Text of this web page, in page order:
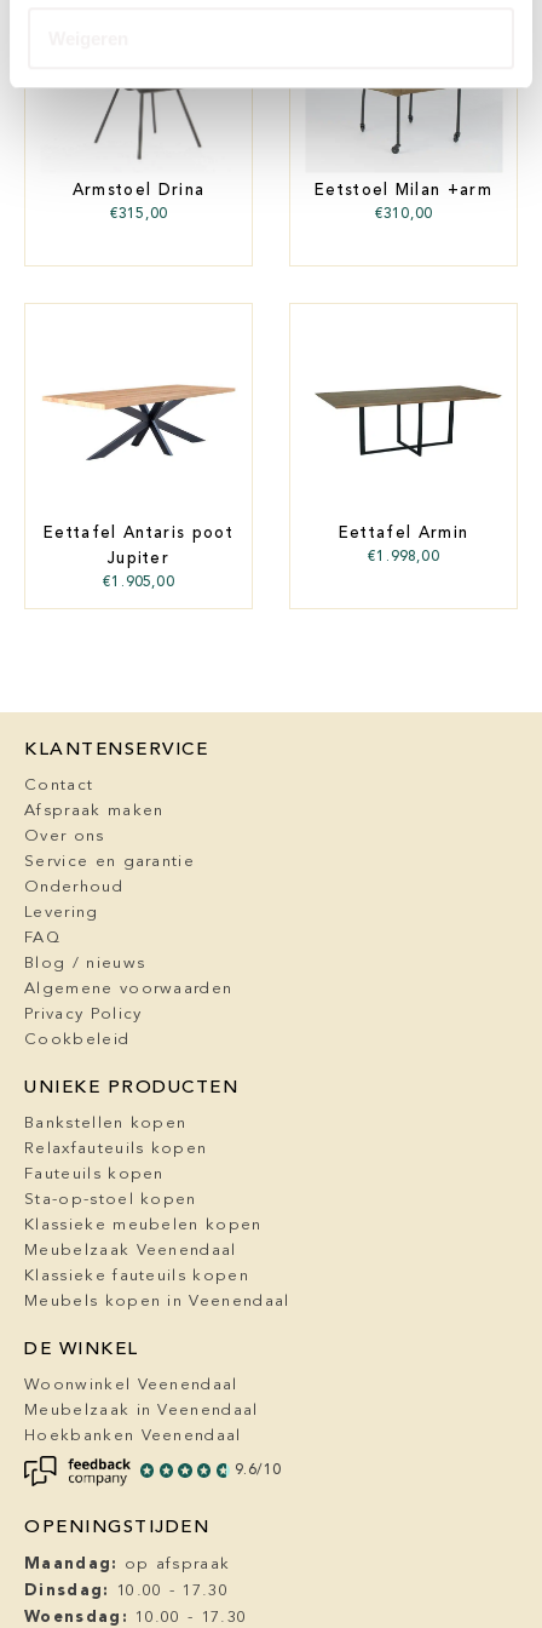
Armstoel Drina
€315,00
Eetstoel Milan +arm
€310,00
Eettafel Antaris poot
Jupiter
€1.905,00
Eettafel Armin
€1.998,00
KLANTENSERVICE
Contact
Afspraak maken
Over ons
Service en garantie
Onderhoud
Levering
FAQ
Blog / nieuws
Algemene voorwaarden
Privacy Policy
Cookbeleid
UNIEKE PRODUCTEN
Bankstellen kopen
Relaxfauteuils kopen
Fauteuils kopen
Sta-op-stoel kopen
Klassieke meubelen kopen
Meubelzaak Veenendaal
Klassieke fauteuils kopen
Meubels kopen in Veenendaal
DE WINKEL
Woonwinkel Veenendaal
Meubelzaak in Veenendaal
Hoekbanken Veenendaal
9.6/10
OPENINGSTIJDEN
Maandag: op afspraak
Dinsdag: 10.00 - 17.30
Woensdag: 10.00 - 17.30